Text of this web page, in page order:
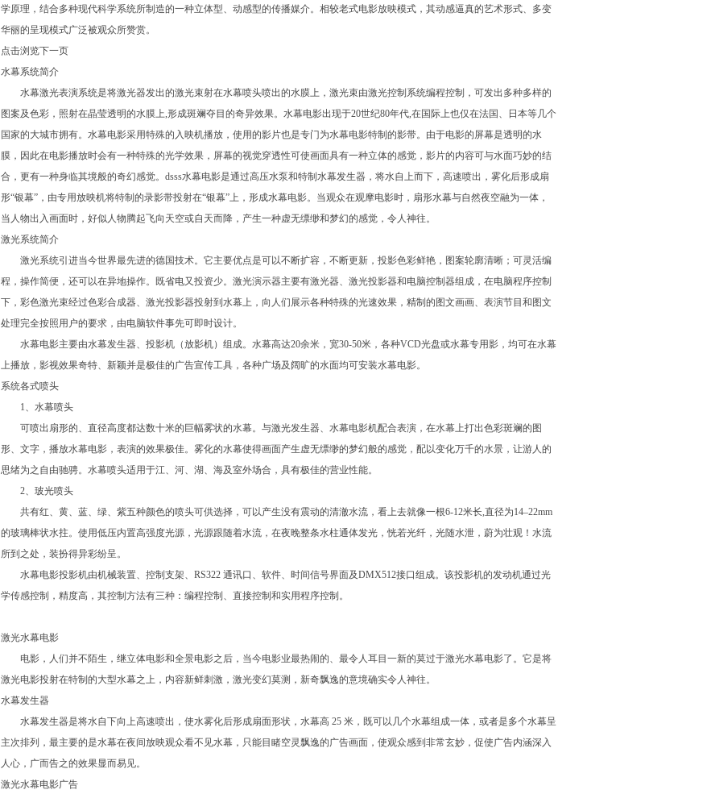
学原理，结合多种现代科学系统所制造的一种立体型、动感型的传播媒介。相较老式电影放映模式，其动感逼真的艺术形式、多变
华丽的呈现模式广泛被观众所赞赏。
点击浏览下一页
水幕系统简介
水幕激光表演系统是将激光器发出的激光束射在水幕喷头喷出的水膜上，激光束由激光控制系统编程控制，可发出多种多样的
图案及色彩，照射在晶莹透明的水膜上,形成斑斓夺目的奇异效果。水幕电影出现于20世纪80年代,在国际上也仅在法国、日本等几个
国家的大城市拥有。水幕电影采用特殊的入映机播放，使用的影片也是专门为水幕电影特制的影带。由于电影的屏幕是透明的水
膜，因此在电影播放时会有一种特殊的光学效果，屏幕的视觉穿透性可使画面具有一种立体的感觉，影片的内容可与水面巧妙的结
合，更有一种身临其境般的奇幻感觉。dsss水幕电影是通过高压水泵和特制水幕发生器，将水自上而下，高速喷出，雾化后形成扇
形“银幕”，由专用放映机将特制的录影带投射在“银幕”上，形成水幕电影。当观众在观摩电影时，扇形水幕与自然夜空融为一体，
当人物出入画面时，好似人物腾起飞向天空或自天而降，产生一种虚无缥缈和梦幻的感觉，令人神往。
激光系统简介
激光系统引进当今世界最先进的德国技术。它主要优点是可以不断扩容，不断更新，投影色彩鲜艳，图案轮廓清晰；可灵活编
程，操作简便，还可以在异地操作。既省电又投资少。激光演示器主要有激光器、激光投影器和电脑控制器组成，在电脑程序控制
下，彩色激光束经过色彩合成器、激光投影器投射到水幕上，向人们展示各种特殊的光速效果，精制的图文画画、表演节目和图文
处理完全按照用户的要求，由电脑软件事先可即时设计。
水幕电影主要由水幕发生器、投影机（放影机）组成。水幕高达20余米，宽30-50米，各种VCD光盘或水幕专用影，均可在水幕
上播放，影视效果奇特、新颖并是极佳的广告宣传工具，各种广场及阔旷的水面均可安装水幕电影。
系统各式喷头
1、水幕喷头
可喷出扇形的、直径高度都达数十米的巨幅雾状的水幕。与激光发生器、水幕电影机配合表演，在水幕上打出色彩斑斓的图
形、文字，播放水幕电影，表演的效果极佳。雾化的水幕使得画面产生虚无缥缈的梦幻般的感觉，配以变化万千的水景，让游人的
思绪为之自由驰骋。水幕喷头适用于江、河、湖、海及室外场合，具有极佳的营业性能。
2、玻光喷头
共有红、黄、蓝、绿、紫五种颜色的喷头可供选择，可以产生没有震动的清澈水流，看上去就像一根6-12米长,直径为14–22mm
的玻璃棒状水拄。使用低压内置高强度光源，光源跟随着水流，在夜晚整条水柱通体发光，恍若光纤，光随水泄，蔚为壮观！水流
所到之处，装扮得异彩纷呈。
水幕电影投影机由机械装置、控制支架、RS322 通讯口、软件、时间信号界面及DMX512接口组成。该投影机的发动机通过光
学传感控制，精度高，其控制方法有三种：编程控制、直接控制和实用程序控制。
激光水幕电影
电影，人们并不陌生，继立体电影和全景电影之后，当今电影业最热闹的、最令人耳目一新的莫过于激光水幕电影了。它是将
激光电影投射在特制的大型水幕之上，内容新鲜刺激，激光变幻莫测，新奇飘逸的意境确实令人神往。
水幕发生器
水幕发生器是将水自下向上高速喷出，使水雾化后形成扇面形状，水幕高 25 米，既可以几个水幕组成一体，或者是多个水幕呈
主次排列，最主要的是水幕在夜间放映观众看不见水幕，只能目睹空灵飘逸的广告画面，使观众感到非常玄妙，促使广告内涵深入
人心，广而告之的效果显而易见。
激光水幕电影广告